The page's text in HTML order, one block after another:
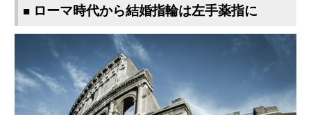
■ ローマ時代から結婚指輪は左手薬指に